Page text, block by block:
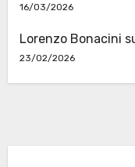
16/03/2026
Lorenzo Bonacini
23/02/2026